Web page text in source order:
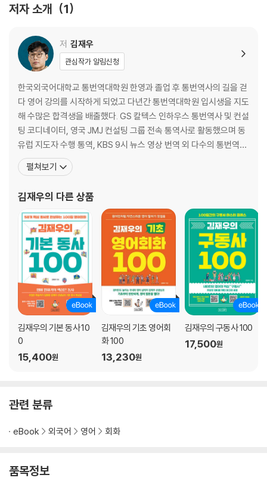
ANK에서 각 DAY별 주요 어휘와 표현을 익힐 수 있다.
원어민처럼 말하는 진짜 영어, 《김재우의 영어회화 100》의 모든 문장과
대화문을 ‘툭’ 치면 바로 나올 수 있게 완벽하게 외운다면 “어, 영어 말하기
가 한결 편안해졌네!”라는 말이 절로 나올 것이다.
본 상품은 종이책에서 제공되는 <미니북>은 제공되지 않습니다.
DAY 004 부사 super를 이용해 강조 표현하기
DAY 005 동사 feel을 이용해 감정이나 생각 물어보기
How do you feel about buying something second-hand, like a
used car?
DAY 006 모든 것 중 최고라고 강조하기
There is nothing like camping to recharge your batteries.
DAY 007 up/down을 이용해 제안에 동의하기
I am up for anything, as long as it’s not too spicy.
DAY 008 동사 feel을 이용해 몸 상태 표현하기
I don’t feel quite right today.
DAY 009 공손하게 제안하기
Would you like me to grab you some coffee while I’m at Starbu
DAY 010 생각이나 의견 묻거나 답하기
What price range do you have in mind?
DAY 011 생각이나 고민 말하기
I was thinking of going to translation grad school.
I wish I had that much money.
DAY 013 동사 sound를 이용해 생각이나 의견 묻기
DAY 014 정확히 뭔지는 모르지만 ‘무언가가 있다’라고 말하기
저자 소개 1
저 김재우
관심작가 알림신청
한국외국어대학교 통번역대학원 한영과 졸업 후 통번역사의 길을 걷
다 영어 강의를 시작하게 되었고 다년간 통번역대학원 입시생을 지도
해 수많은 합격생을 배출했다. GS 칼텍스 인하우스 통번역사 및 컨설
팅 코디네이터, 영국 JMJ 컨설팅 그룹 전속 통역사로 활동했으며 동
유럽 지도자 수행 통역, KBS 9시 뉴스 영상 번역 외 다수의 통번역을
수행했다. 한화그룹, 액센츄어 등의 사내 영어 강의를 비롯해 이익훈
어학원, 민병철 어학원에서 회화 강의를 진행했고, 토피아, G1230
연수를 담당했다. 현재는 위드영 잉
펼쳐보기
김재우의 다른 상품
김재우의 기본 동사 10
0
15,400원
김재우의 기초 영어회
화 100
13,230원
김재우의 구동사 100
17,500원
관련 분류
eBook 외국어 영어 회화
품목정보